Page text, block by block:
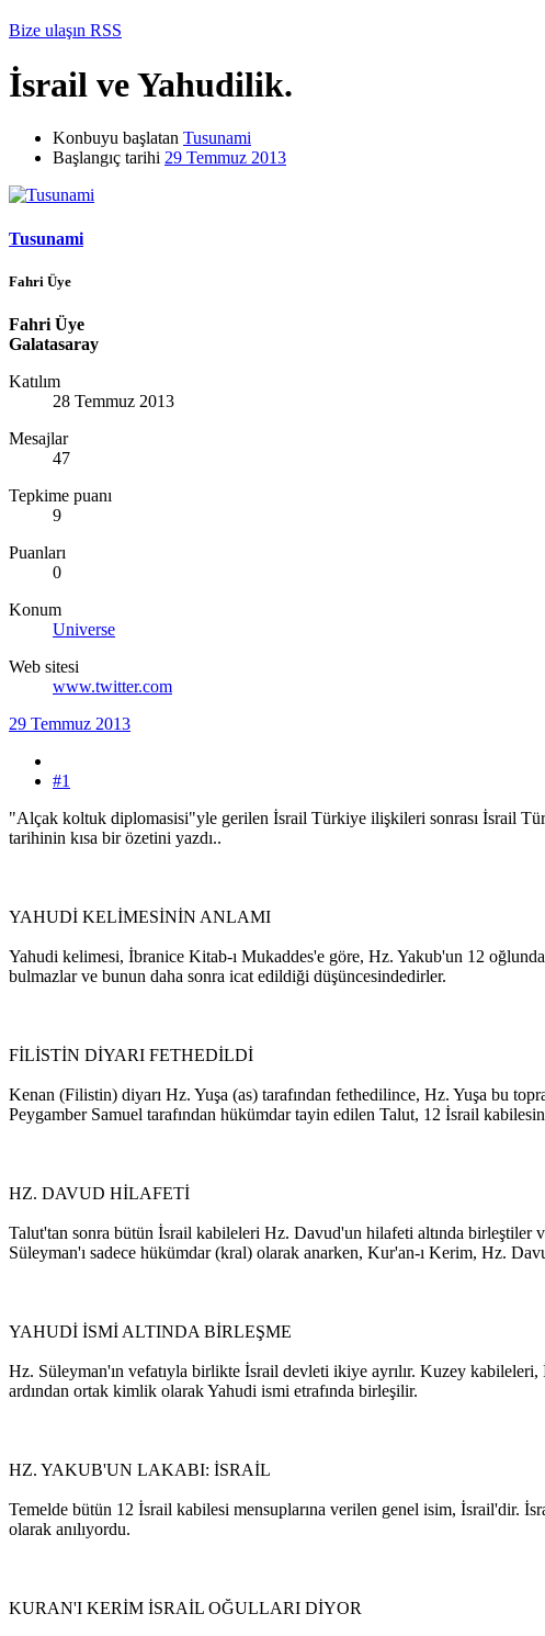
Bize ulaşın RSS
İsrail ve Yahudilik.
Konbuyu başlatan Tusunami
Başlangıç tarihi 29 Temmuz 2013
Tusunami
Fahri Üye
Fahri Üye
Galatasaray
Katılım
28 Temmuz 2013
Mesajlar
47
Tepkime puanı
9
Puanları
0
Konum
Universe
Web sitesi
www.twitter.com
29 Temmuz 2013
#1
"Alçak koltuk diplomasisi"yle gerilen İsrail Türkiye ilişkileri sonrası İsrail
tarihinin kısa bir özetini yazdı..
YAHUDİ KELİMESİNİN ANLAMI
Yahudi kelimesi, İbranice Kitab-ı Mukaddes'e göre, Hz. Yakub'un 12
bulmazlar ve bunun daha sonra icat edildiği düşüncesindedirler.
FİLİSTİN DİYARI FETHEDİLDİ
Kenan (Filistin) diyarı Hz. Yuşa (as) tarafından fethedilince, Hz. Yuşa bu
Peygamber Samuel tarafından hükümdar tayin edilen Talut, 12 İsrail
HZ. DAVUD HİLAFETİ
Talut'tan sonra bütün İsrail kabileleri Hz. Davud'un hilafeti altında birleştiler
Süleyman'ı sadece hükümdar (kral) olarak anarken, Kur'an-ı Kerim, Hz.
YAHUDİ İSMİ ALTINDA BİRLEŞME
Hz. Süleyman'ın vefatıyla birlikte İsrail devleti ikiye ayrılır. Kuzey kabileleri,
ardından ortak kimlik olarak Yahudi ismi etrafında birleşilir.
HZ. YAKUB'UN LAKABI: İSRAİL
Temelde bütün 12 İsrail kabilesi mensuplarına verilen genel isim, İsrail'dir.
olarak anılıyordu.
KURAN'I KERİM İSRAİL OĞULLARI DİYOR